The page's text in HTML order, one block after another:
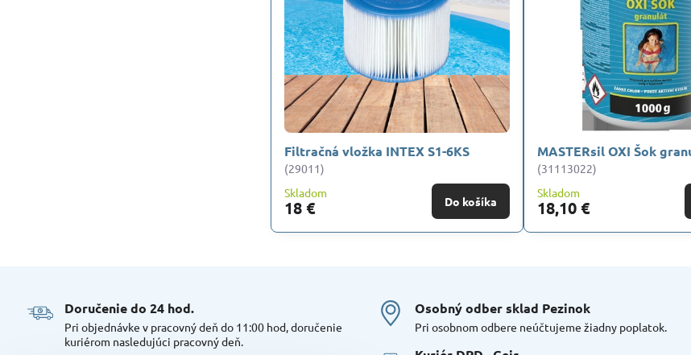
Filtračná vložka INTEX S1-6KS
(29011)
Skladom
18 € Do košíka
MASTERsil OXI Šok
(31113022)
Skladom
18,10 €
Doručenie do 24 hod​.
Pri objednávke v pracovný deň do 11:00 hod, doručenie
kuriérom nasledujúci pracovný deň.
Osobný odber sklad Pezinok
Pri osobnom odbere neúčtujeme žiadny poplatok.